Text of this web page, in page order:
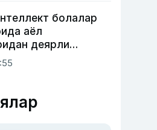
болалар
аёл
деярли